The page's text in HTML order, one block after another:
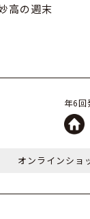
高の週末
年6回
オンラインショ